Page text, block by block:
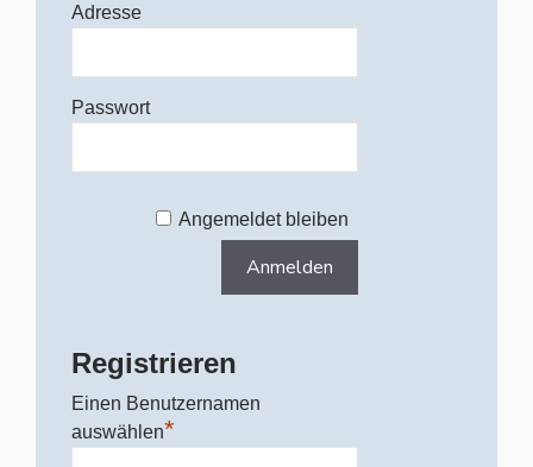
Adresse
Passwort
Angemeldet bleiben
Registrieren
Einen Benutzernamen
auswählen*